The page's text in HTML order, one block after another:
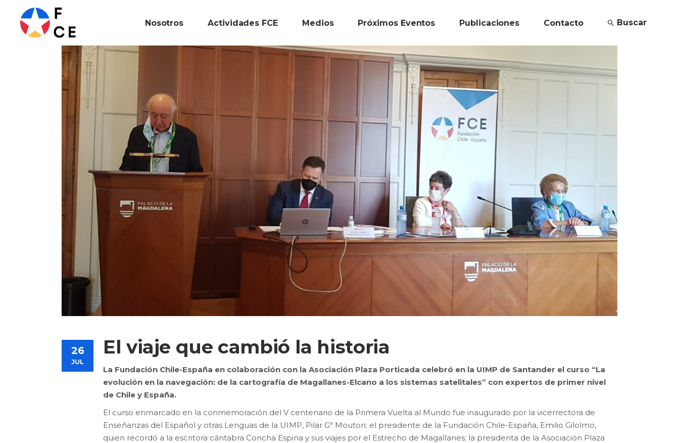
Nosotros Actividades FCE Medios Próximos Eventos Publicaciones Contacto Buscar
26
JUL
El viaje que cambió la historia
La Fundación Chile-España en colaboración con la Asociación Plaza Porticada celebró en la UIMP de Santander el curso “La
evolución en la navegación: de la cartografía de Magallanes-Elcano a los sistemas satelitales” con expertos de primer nivel
de Chile y España.
El curso enmarcado en la conmemoración del V centenario de la Primera Vuelta al Mundo fue inaugurado por la vicerrectora de
Enseñanzas del Español y otras Lenguas de la UIMP, Pilar Gª Mouton; el presidente de la Fundación Chile-España, Emilio Gilolmo,
quien recordó a la escritora cántabra Concha Espina y sus viajes por el Estrecho de Magallanes; la presidenta de la Asociación Plaza